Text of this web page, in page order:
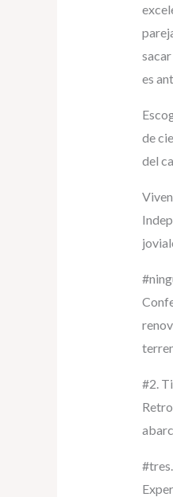
es
de
del
#2.